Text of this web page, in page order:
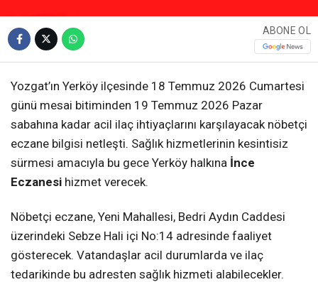
ABONE OL
Yozgat’ın Yerköy ilçesinde 18 Temmuz 2026 Cumartesi
günü mesai bitiminden 19 Temmuz 2026 Pazar
sabahına kadar acil ilaç ihtiyaçlarını karşılayacak nöbetçi
eczane bilgisi netleşti. Sağlık hizmetlerinin kesintisiz
sürmesi amacıyla bu gece Yerköy halkına İnce
Eczanesi hizmet verecek.
Nöbetçi eczane, Yeni Mahallesi, Bedri Aydın Caddesi
üzerindeki Sebze Hali içi No:14 adresinde faaliyet
gösterecek. Vatandaşlar acil durumlarda ve ilaç
tedarikinde bu adresten sağlık hizmeti alabilecekler.